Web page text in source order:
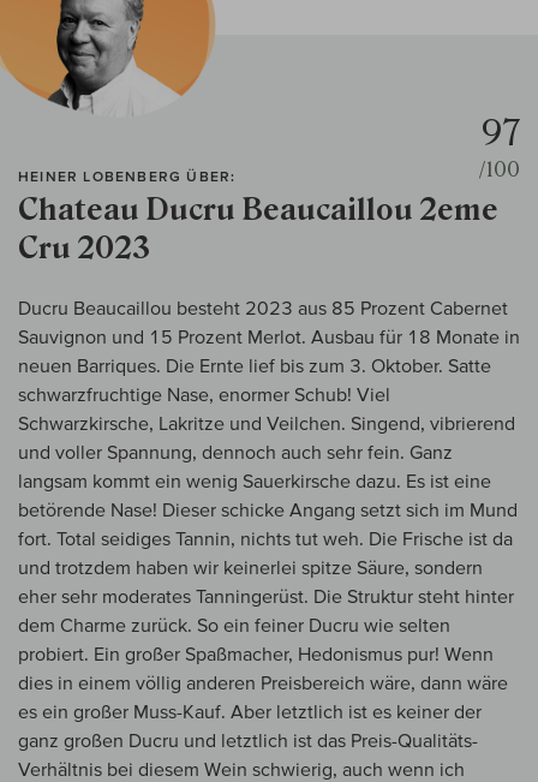
HEINER LOBENBERG ÜBER:
Chateau Ducru Beaucaillou 2eme
Cru 2023
97
/100
Ducru Beaucaillou besteht 2023 aus 85 Prozent Cabernet
Sauvignon und 15 Prozent Merlot. Ausbau für 18 Monate in
neuen Barriques. Die Ernte lief bis zum 3. Oktober. Satte
schwarzfruchtige Nase, enormer Schub! Viel
Schwarzkirsche, Lakritze und Veilchen. Singend, vibrierend
und voller Spannung, dennoch auch sehr fein. Ganz
langsam kommt ein wenig Sauerkirsche dazu. Es ist eine
betörende Nase! Dieser schicke Angang setzt sich im Mund
fort. Total seidiges Tannin, nichts tut weh. Die Frische ist da
und trotzdem haben wir keinerlei spitze Säure, sondern
eher sehr moderates Tanningerüst. Die Struktur steht hinter
dem Charme zurück. So ein feiner Ducru wie selten
probiert. Ein großer Spaßmacher, Hedonismus pur! Wenn
dies in einem völlig anderen Preisbereich wäre, dann wäre
es ein großer Muss-Kauf. Aber letztlich ist es keiner der
ganz großen Ducru und letztlich ist das Preis-Qualitäts-
Verhältnis bei diesem Wein schwierig, auch wenn ich